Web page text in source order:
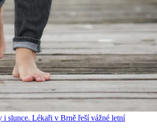
i slunce. Lékaři v Brně řeší vážné letní